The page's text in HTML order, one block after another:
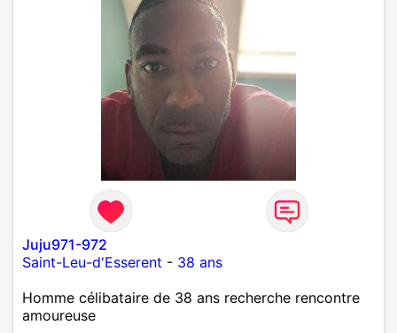
Juju971-972
Saint-Leu-d'Esserent - 38 ans
Homme célibataire de 38 ans recherche rencontre
amoureuse